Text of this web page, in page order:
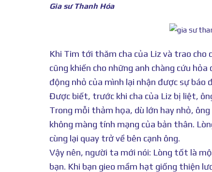
Gia sư Thanh Hóa
Khi Tim tới thăm cha của Liz và trao cho
cũng khiến cho những anh chàng cứu
động nhỏ của mình lại nhận được sự báo
Được biết, trước khi cha của Liz bị liệt,
Trong mỗi thảm họa, dù lớn hay nhỏ,
không màng tính mạng của bản thân.
cùng lại quay trở về bên cạnh ông.
Vậy nên, người ta mới nói: Lòng tốt là
bạn. Khi bạn gieo mầm hạt giống thiện